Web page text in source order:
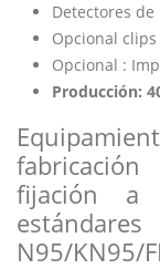
Detectores
Opcional
Opcional :
Producción:
fabricación
fijación a
N95/KN95/